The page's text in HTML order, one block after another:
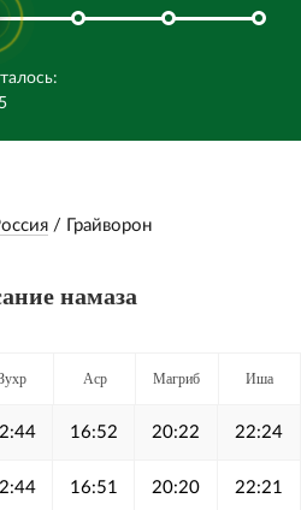
/ Грайворон
намаза
Аср Магриб Иша
16:52 20:22 22:24
16:51 20:20 22:21